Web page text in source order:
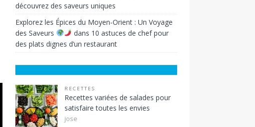
découvrez des saveurs uniques
Explorez les Épices du Moyen-Orient : Un Voyage
des Saveurs
dans 10 astuces de chef pour
des plats dignes d’un restaurant
RECETTES
Recettes variées de salades pour
satisfaire toutes les envies
jose